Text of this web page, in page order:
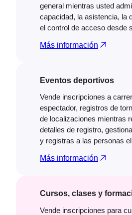
general mientras usted
capacidad, la asistencia, la
el control de acceso desde
Más información
Eventos deportivos
Vende inscripciones a
espectador, registros de
de localizaciones mientras
detalles de registro,
y registras a las personas
Más información
Cursos, clases y
Vende inscripciones para